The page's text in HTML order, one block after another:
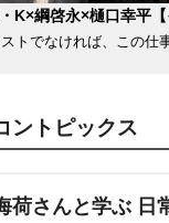
K×綱啓永×樋口幸平【
ストでなければ、この仕
ントピックス
荷さんと学ぶ 日